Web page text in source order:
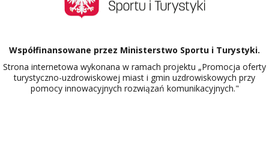
Współfinansowane przez Ministerstwo Sportu i Turystyki.
Strona internetowa wykonana w ramach projektu „Promocja oferty
turystyczno-uzdrowiskowej miast i gmin uzdrowiskowych przy
pomocy innowacyjnych rozwiązań komunikacyjnych."